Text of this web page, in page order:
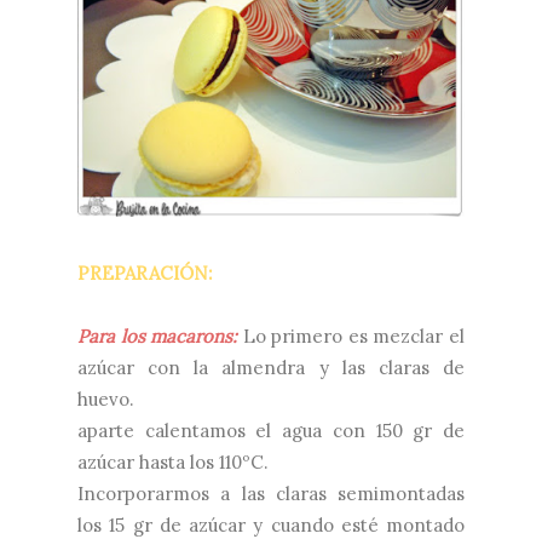
PREPARACIÓN:
Para los macarons:Lo primero es mezclar el
azúcar con la almendra y las claras de
huevo.
aparte calentamos el agua con 150 gr de
azúcar hasta los 110ºC.
Incorporarmos a las claras semimontadas
los 15 gr de azúcar y cuando esté montado